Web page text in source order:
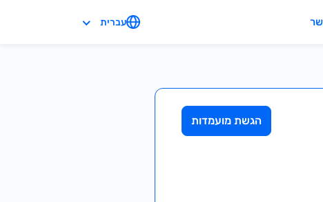
עברית
הגשת מועמדות